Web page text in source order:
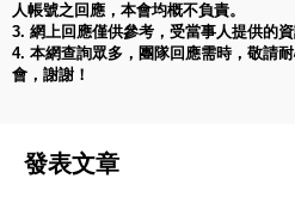
人帳號之回應，本會均概不負責。
3. 網上回應僅供參考，受當事人提供的
4. 本網查詢眾多，團隊回應需時，敬請
會，謝謝！
發表文章